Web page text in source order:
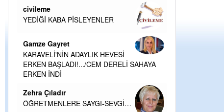
civileme
YEDİĞİ KABA PİSLEYENLER
Gamze Gayret
KARAVELİ'NİN ADAYLIK HEVESİ
ERKEN BAŞLADI!.../CEM DERELİ SAHAYA
ERKEN İNDİ
Zehra Çıladır
ÖĞRETMENLERE SAYGI-SEVGİ…